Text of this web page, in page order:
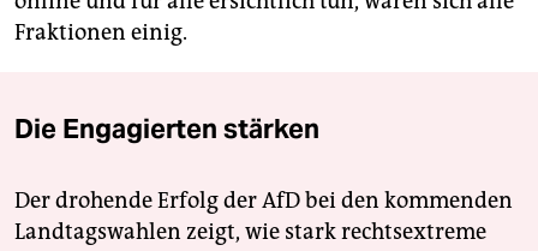
Fraktionen einig.
Die Engagierten stärken
Der drohende Erfolg der AfD bei den kommenden
Landtagswahlen zeigt, wie stark rechtsextreme